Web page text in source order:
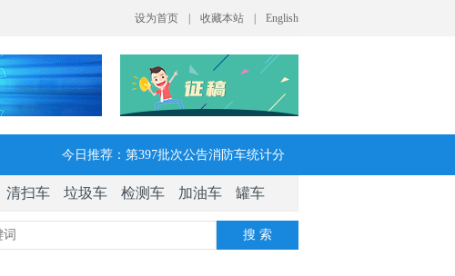
今日推荐：第397批次公告消防车统计分
析：公示企业达21家11种车型，水罐、器
清扫车 垃圾车 检测车 加油车 罐车
搜 索